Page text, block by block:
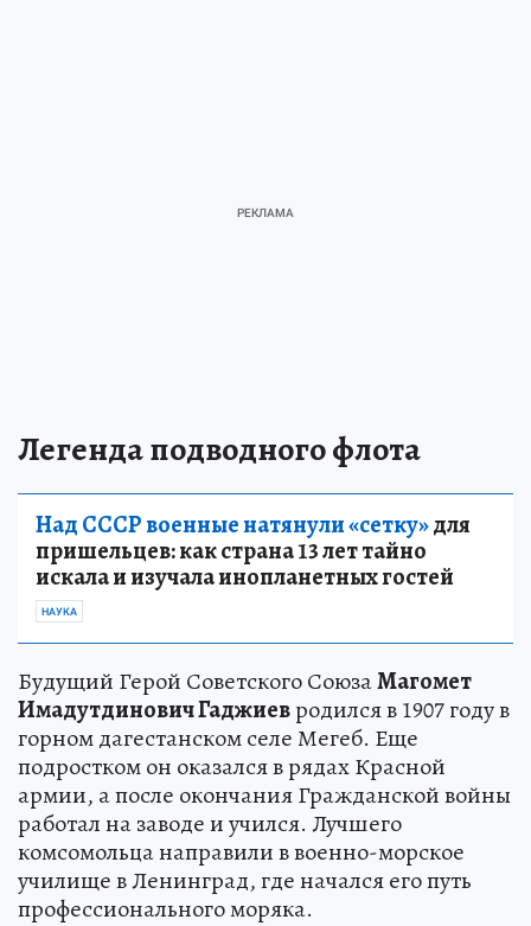
Легенда подводного флота
Над СССР военные натянули «сетку»для
пришельцев: как страна 13 лет тайно
искала и изучала инопланетных гостей
НАУКА
Будущий Герой Советского СоюзаМагомет
Имадутдинович Гаджиевродился в 1907 году в
горном дагестанском селе Мегеб. Еще
подростком он оказался в рядах Красной
армии, а после окончания Гражданской войны
работал на заводе и учился. Лучшего
комсомольца направили в военно-морское
училище в Ленинград, где начался его путь
профессионального моряка.